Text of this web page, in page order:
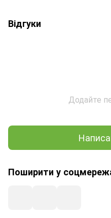
Відгуки
Додайте
Поширити у